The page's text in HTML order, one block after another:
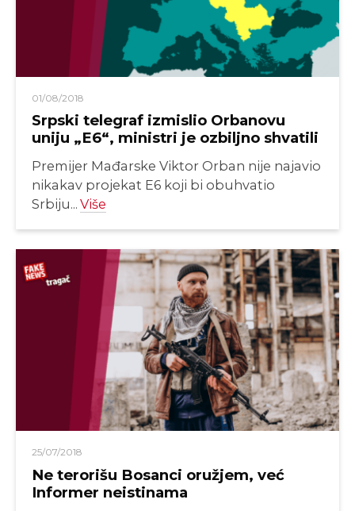
01/08/2018
Srpski telegraf izmislio Orbanovu
uniju „E6“, ministri je ozbiljno shvatili
Premijer Mađarske Viktor Orban nije najavio
nikakav projekat E6 koji bi obuhvatio
Srbiju... Više
25/07/2018
Ne terorišu Bosanci oružjem, već
Informer neistinama